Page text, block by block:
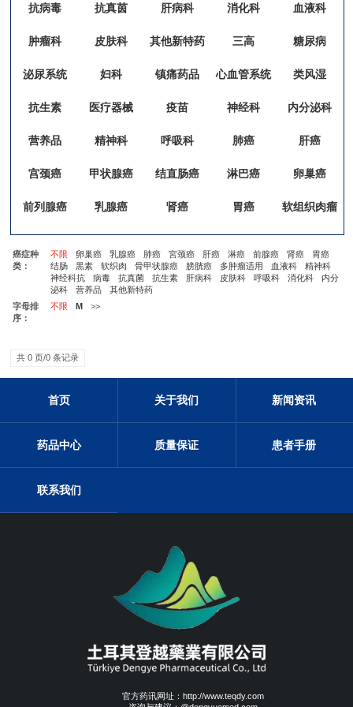
抗病毒 抗真茵 肝病科 消化科 血液科
肿瘤科 皮肤科 其他新特药 三高 糖尿病
泌尿系统 妇科 镇痛药品 心血管系统 类风湿
抗生素 医疗器械 疫苗 神经科 内分泌科
营养品 精神科 呼吸科 肺癌 肝癌
宫颈癌 甲状腺癌 结直肠癌 淋巴癌 卵巢癌
前列腺癌 乳腺癌 肾癌 胃癌 软组织肉瘤
癌症种
类：
不限 卵巢癌 乳腺癌 肺癌 宮颈癌 肝癌 淋癌 前腺癌 肾癌
胃癌
结肠
黒素 软织肉 骨甲状腺癌 膀胱癌 多肿瘤适用 血液科
精神科
神经科抗
病毒 抗真菌 抗生素 肝病科 皮肤科 呼吸科 消化科
内分
泌科
营养品
其他新特药
字母排
序：
不限 M >>
共 0 页/0 条记录
首页 关于我们 新闻资讯
药品中心 质量保证 患者手册
联系我们
官方药讯网址：http://www.teqdy.com